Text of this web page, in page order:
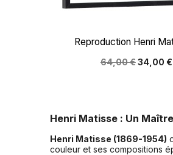
Aperçu
Reproduction Henri
64,00 €34,00 €
Henri Matisse : Un
Henri Matisse (1869-1954)
couleur et ses compositions